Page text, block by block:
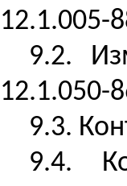
12.1.005-
9.2.
12.1.050-
9.3.
9.4.